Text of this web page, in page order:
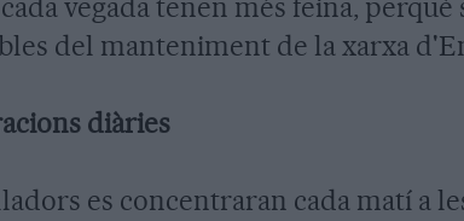
vegada tenen més feina, perquè
del manteniment de la xarxa
diàries
es concentraran cada matí a